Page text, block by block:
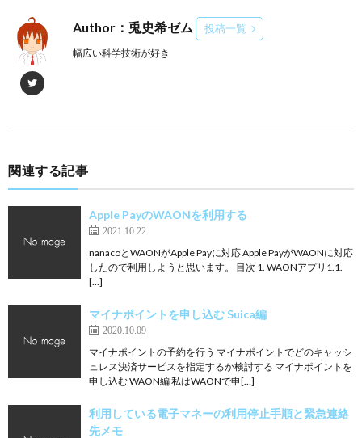
Author：兎史希ゼム 投稿一覧
幅広い科学技術が好き
関連する記事
Apple PayのWAONを利用する
2021.10.22
nanacoとWAONがApple Payに対応 Apple PayがWAONに対応
したので利用しようと思います。 目次 1. WAONアプリ1.1.
[…]
マイナポイントを申し込む Suica編
2020.10.09
マイナポイントの予約を行う マイナポイントでどのキャッシ
ュレス決済サービスを指定するか検討する マイナポイントを
申し込む WAON編 私はWAONで申[…]
利用している電子マネーの利用停止手順と緊急連絡
先メモ